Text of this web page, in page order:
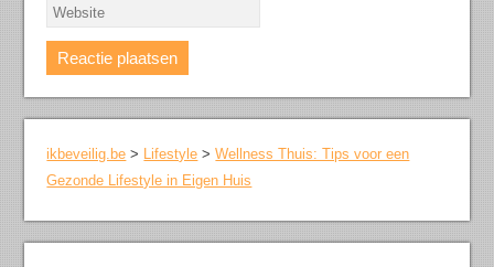
ikbeveilig.be > Lifestyle >Wellness Thuis: Tips voor een
Gezonde Lifestyle in Eigen Huis